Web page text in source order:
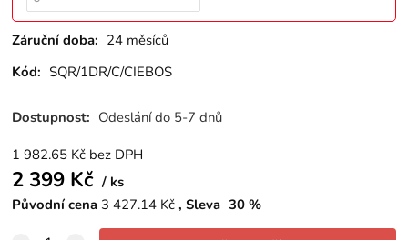
Záruční doba: 24 měsíců
Kód: SQR/1DR/C/CIEBOS
Dostupnost: Odeslání do 5-7 dnů
1 982.65 Kč bez DPH
2 399 Kč
ks
Původní cena 3 427.14Kč Sleva 30 %